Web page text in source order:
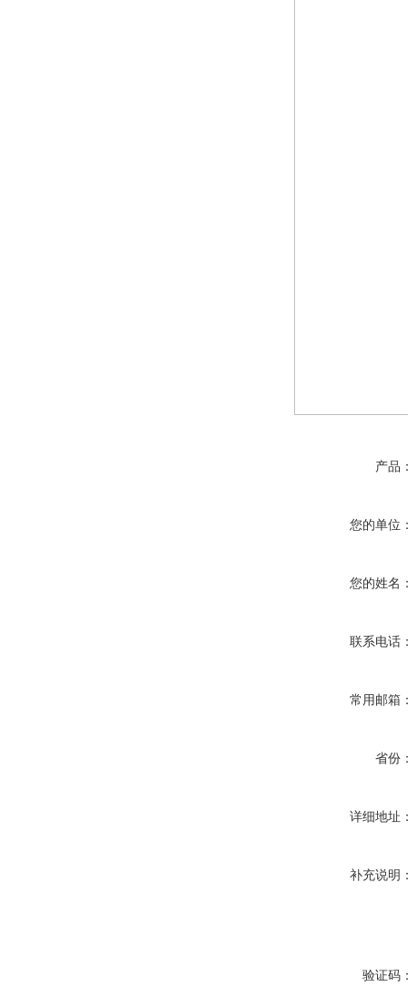
产品
您的单位
您的姓名
联系电话
常用邮箱
省份
详细地址
补充说明
验证码